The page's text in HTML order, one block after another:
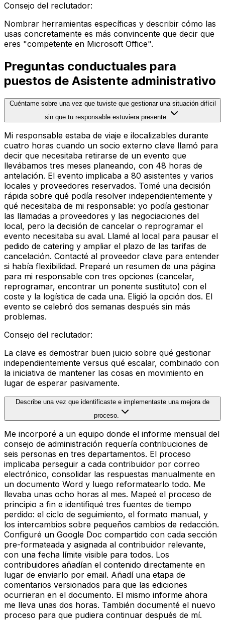
Consejo del reclutador:
Nombrar herramientas específicas y describir cómo las
usas concretamente es más convincente que decir que
eres "competente en Microsoft Office".
Preguntas conductuales para
puestos de Asistente administrativo
Cuéntame sobre una vez que tuviste que gestionar una situación difícil
sin que tu responsable estuviera presente.
Mi responsable estaba de viaje e ilocalizables durante
cuatro horas cuando un socio externo clave llamó para
decir que necesitaba retirarse de un evento que
llevábamos tres meses planeando, con 48 horas de
antelación. El evento implicaba a 80 asistentes y varios
locales y proveedores reservados. Tomé una decisión
rápida sobre qué podía resolver independientemente y
qué necesitaba de mi responsable: yo podía gestionar
las llamadas a proveedores y las negociaciones del
local, pero la decisión de cancelar o reprogramar el
evento necesitaba su aval. Llamé al local para pausar el
pedido de catering y ampliar el plazo de las tarifas de
cancelación. Contacté al proveedor clave para entender
si había flexibilidad. Preparé un resumen de una página
para mi responsable con tres opciones (cancelar,
reprogramar, encontrar un ponente sustituto) con el
coste y la logística de cada una. Eligió la opción dos. El
evento se celebró dos semanas después sin más
problemas.
Consejo del reclutador:
La clave es demostrar buen juicio sobre qué gestionar
independientemente versus qué escalar, combinado con
la iniciativa de mantener las cosas en movimiento en
lugar de esperar pasivamente.
Describe una vez que identificaste e implementaste una mejora de
proceso.
Me incorporé a un equipo donde el informe mensual del
consejo de administración requería contribuciones de
seis personas en tres departamentos. El proceso
implicaba perseguir a cada contribuidor por correo
electrónico, consolidar las respuestas manualmente en
un documento Word y luego reformatearlo todo. Me
llevaba unas ocho horas al mes. Mapeé el proceso de
principio a fin e identifiqué tres fuentes de tiempo
perdido: el ciclo de seguimiento, el formato manual, y
los intercambios sobre pequeños cambios de redacción.
Configuré un Google Doc compartido con cada sección
pre-formateada y asignada al contribuidor relevante,
con una fecha límite visible para todos. Los
contribuidores añadían el contenido directamente en
lugar de enviarlo por email. Añadí una etapa de
comentarios versionados para que las ediciones
ocurrieran en el documento. El mismo informe ahora
me lleva unas dos horas. También documenté el nuevo
proceso para que pudiera continuar después de mí.